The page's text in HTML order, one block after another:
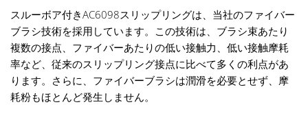
スルーボア付きAC6098スリップリングは、当社のファイバー
ブラシ技術を採用しています。この技術は、ブラシ束あたり
複数の接点、ファイバーあたりの低い接触力、低い接触摩耗
率など、従来のスリップリング接点に比べて多くの利点があ
ります。さらに、ファイバーブラシは潤滑を必要とせず、摩
耗粉もほとんど発生しません。